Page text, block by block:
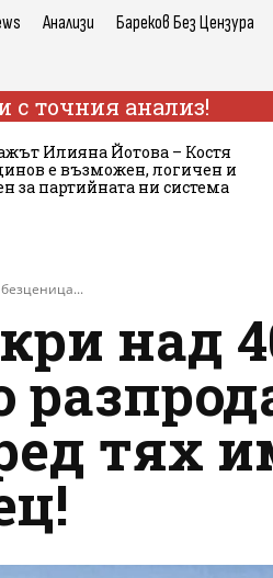
Анализи Бареков Без Цензура
с точния анализ!
Илияна Йотова – Костя
е възможен, логичен и
за партийната ни система
над
тях